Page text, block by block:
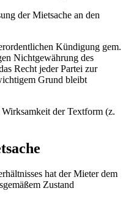
der Mietsache an den
Kündigung gem.
Nichtgewährung des
Recht jeder Partei zur
Grund bleibt
der Textform (z.
hat der Mieter dem
Zustand